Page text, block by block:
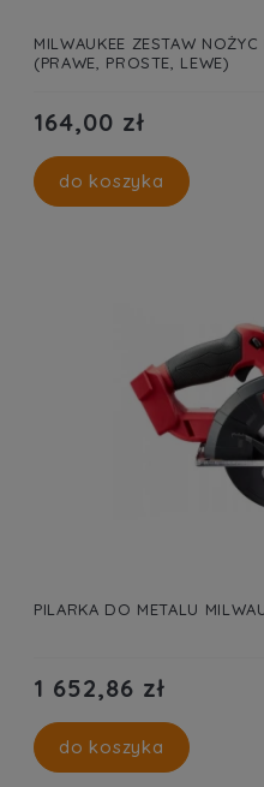
MILWAUKEE ZESTAW
(PRAWE, PROSTE, LEWE)
164,00 zł
do koszyka
PILARKA DO METALU
1 652,86 zł
do koszyka